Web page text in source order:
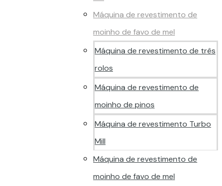
Máquina de revestimento de
moinho de favo de mel
Máquina de revestimento de três
rolos
Máquina de revestimento de
moinho de pinos
Máquina de revestimento Turbo
Mill
Máquina de revestimento de
moinho de favo de mel